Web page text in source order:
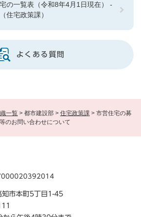
一覧 > 都市建設部 > 住宅政策課 > 市営住宅の募
のお問い合わせについて
の一覧表（令和8年4月1日現在） -
住宅政策課）
よくある質問
市本町5丁目1-45